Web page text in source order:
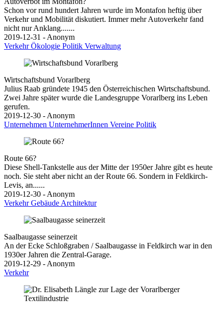
Schon vor rund hundert Jahren wurde im Montafon heftig über
Verkehr und Mobilität diskutiert. Immer mehr Autoverkehr fand
nicht nur Anklang.......
2019-12-31 - Anonym
VerkehrÖkologie Politik Verwaltung
Wirtschaftsbund Vorarlberg
Julius Raab gründete 1945 den Österreichischen Wirtschaftsbund.
Zwei Jahre später wurde die Landesgruppe Vorarlberg ins Leben
gerufen.
2019-12-30 - Anonym
Unternehmen UnternehmerInnen Vereine Politik
Route 66?
Diese Shell-Tankstelle aus der Mitte der 1950er Jahre gibt es heute
noch. Sie steht aber nicht an der Route 66. Sondern in Feldkirch-
Levis, an......
2019-12-30 - Anonym
VerkehrGebäude Architektur
Saalbaugasse seinerzeit
An der Ecke Schloßgraben / Saalbaugasse in Feldkirch war in den
1930er Jahren die Zentral-Garage.
2019-12-29 - Anonym
Verkehr